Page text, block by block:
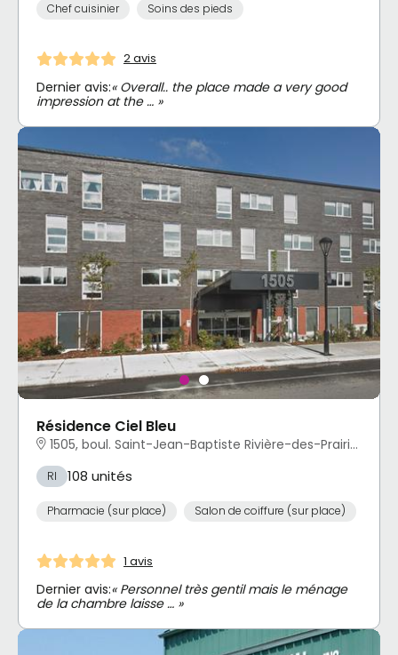
Chef cuisinier Soins des pieds
2 avis
Dernier avis:« Overall.. the place made a very good
impression at the … »
Résidence Ciel Bleu
1505, boul. Saint-Jean-Baptiste Rivière-des-Prairies - Pointe-aux-Trembles, Montréal, QC
RI 108 unités
Pharmacie (sur place) Salon de coiffure (sur place)
1 avis
Dernier avis:« Personnel très gentil mais le ménage
de la chambre laisse … »